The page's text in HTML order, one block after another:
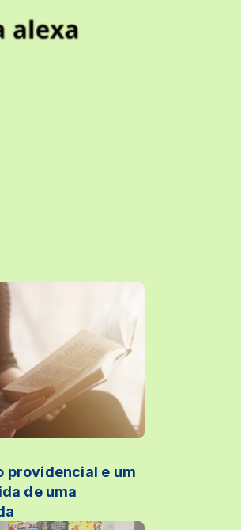
providencial e um
de uma